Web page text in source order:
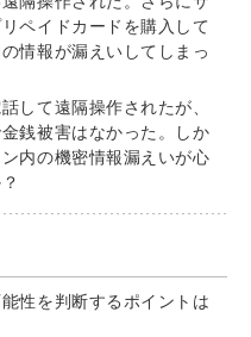
ペイドカードを購入して
情報が漏えいしてしまっ
して遠隔操作されたが、
銭被害はなかった。しか
内の機密情報漏えいが心
性を判断するポイントは